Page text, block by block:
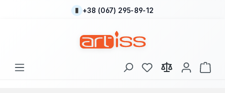
Перейти к основному содержанию
+38 (067) 295-89-12
У вас есть товары
В